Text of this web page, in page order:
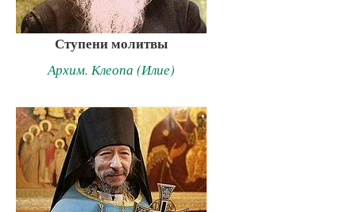
Ступени молитвы
Архим. Клеопа (Илие)